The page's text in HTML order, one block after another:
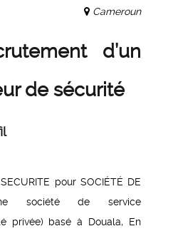
Cameroun
d’un
de sécurité
pour SOCIÉTÉ DE
société de service
privée) basé à Douala, En